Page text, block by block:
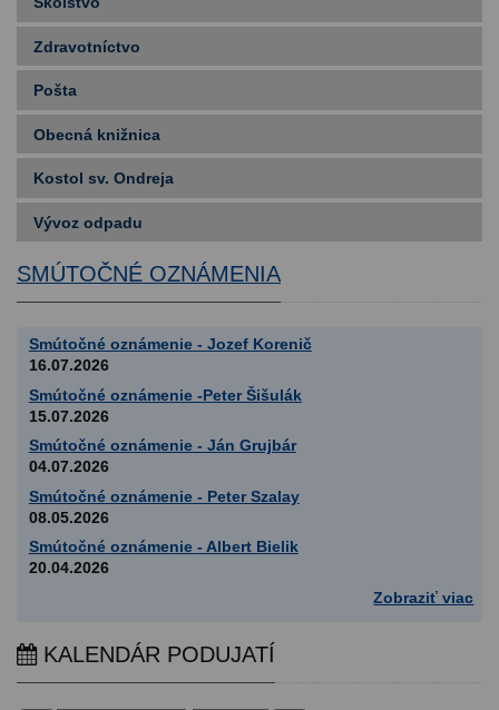
Zdravotníctvo
Pošta
Obecná knižnica
Kostol sv. Ondreja
Vývoz odpadu
SMÚTOČNÉ OZNÁMENIA
Smútočné oznámenie - Jozef Korenič
16.07.2026
Smútočné oznámenie -Peter Šišulák
15.07.2026
Smútočné oznámenie - Ján Grujbár
04.07.2026
Smútočné oznámenie - Peter Szalay
08.05.2026
Smútočné oznámenie - Albert Bielik
20.04.2026
Zobraziť viac
KALENDÁR PODUJATÍ